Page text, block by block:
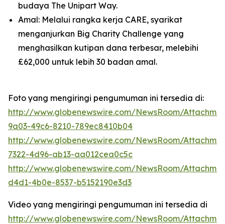
budaya The Unipart Way.
Amal: Melalui rangka kerja CARE, syarikat
menganjurkan Big Charity Challenge yang
menghasilkan kutipan dana terbesar, melebihi
£62,000 untuk lebih 30 badan amal.
Foto yang mengiringi pengumuman ini tersedia di:
http://www.globenewswire.com/NewsRoom/
9a03-49c6-8210-789ec8410b04
http://www.globenewswire.com/NewsRoom/
7322-4d96-ab13-aa012cea0c5c
http://www.globenewswire.com/NewsRoom/
d4d1-4b0e-8537-b5152190e3d3
Video yang mengiringi pengumuman ini tersedia di
http://www.globenewswire.com/NewsRoom/